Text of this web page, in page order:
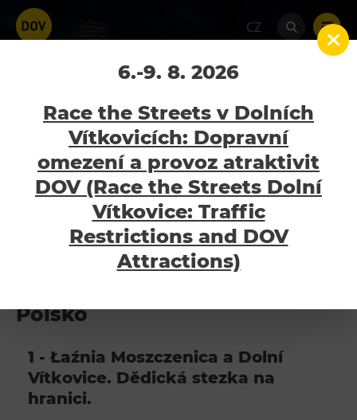
CZ
Ministerstvo kultury
Atraktivity
Bolt Tower
Velký svět techniky
Malý svět techniky U6
Gong
Hornické muzeum
Heligonka
HopJump
AKTUÁLNĚ ČERPANÉ DOTAČNÍ TITULY
PROJEKTY V UDRŽITELNOSTI
UKONČENÉ PROJEKTY
Polsko
1 - Łaźnia Moszczenica a Dolní
Vítkovice. Dědická stezka na
hranici.
6.-9. 8. 2026
Race the Streets v Dolních
Vítkovicích: Dopravní
omezení a provoz atraktivit
DOV (Race the Streets Dolní
Vítkovice: Traffic
Restrictions and DOV
Attractions)